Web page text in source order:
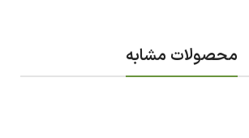
محصولات مشابه